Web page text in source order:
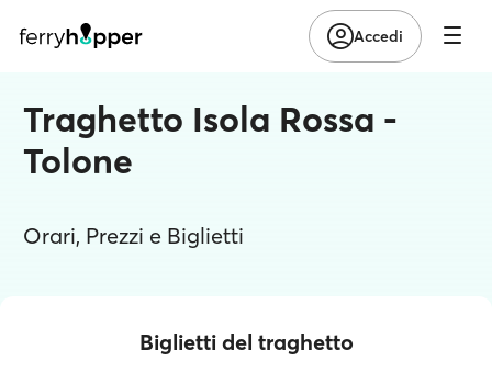
Accedi
Traghetto Isola Rossa -
Tolone
Orari, Prezzi e Biglietti
Biglietti del traghetto